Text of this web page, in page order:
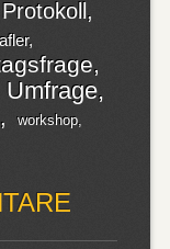
Protokoll
Umfrage
workshop